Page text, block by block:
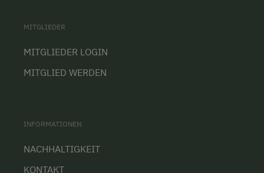
MITGLIEDER
MITGLIEDER LOGIN
MITGLIED WERDEN
INFORMATIONEN
NACHHALTIGKEIT
KONTAKT